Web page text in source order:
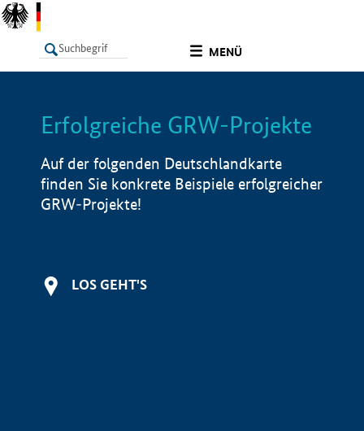
MENÜ
LISTE Info
Erfolgreiche GRW-Projekte
Auf der folgenden Deutschlandkarte
finden Sie konkrete Beispiele erfolgreicher
GRW-Projekte!
LOS GEHT'S